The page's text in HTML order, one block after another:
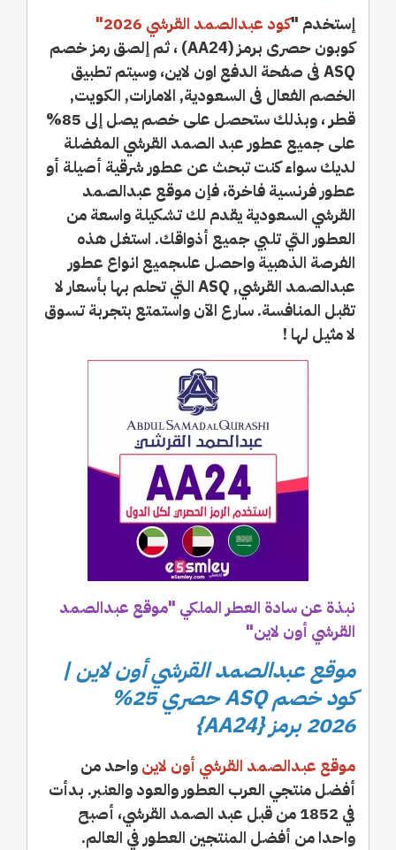
إستخدم "كود عبدالصمد القرشي 2026
"
كوبون حصرى برمز (AA24) ، ثم إلصق رمز خصم
ASQ فى صفحة الدفع اون لاين، وسيتم تطبيق
الخصم الفعال فى السعودية, الامارات, الكويت,
قطر ، وبذلك ستحصل على خصم يصل إلى 85%
على جميع عطور عبد الصمد القرشي المفضلة
لديك سواء كنت تبحث عن عطور شرقية أصيلة أو
عطور فرنسية فاخرة، فإن موقع عبدالصمد
القرشي السعودية يقدم لك تشكيلة واسعة من
العطور التي تلبي جميع أذواقك. استغل هذه
الفرصة الذهبية واحصل علىجميع انواع عطور
عبدالصمد القرشي, ASQ التي تحلم بها بأسعار لا
تقبل المنافسة. سارع الآن واستمتع بتجربة تسوق
لا مثيل لها !
نبذة عن سادة العطر الملكي "موقع عبدالصمد
القرشي أون لاين"
موقع عبدالصمد القرشي أون لاين |
كود خصم ASQ حصري 25%
2026 برمز {AA24}
موقع عبدالصمد القرشي أون لاينواحد من
أفضل منتجي العرب العطور والعود والعنبر. بدأت
في 1852 من قبل عبد الصمد القرشي، أصبح
واحدا من أفضل المنتجين العطور في العالم.